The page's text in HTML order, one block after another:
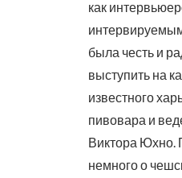
как
была честь и
выступить на
известного
пивовара и
Виктора Юхно.
немного о